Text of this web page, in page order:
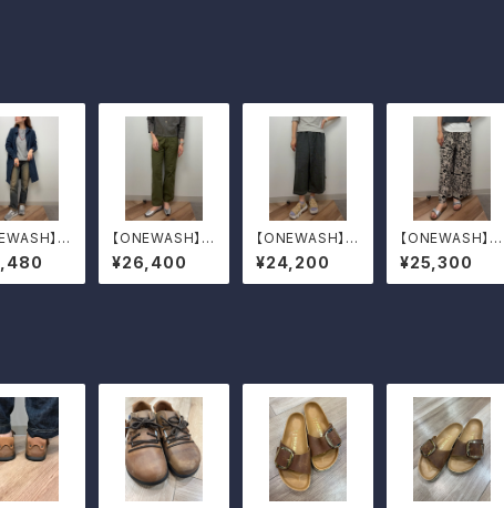
】綿
ャツ
【ONEWASH】バ
ックサテンベイカ
ーパンツ
¥26,400
【ONEWASH】リ
ネンリラックスパ
ンツ
¥24,200
【ONEWASH】コ
ットンリネンキャ
ンバスガウチョパ
ンツ
¥25,300